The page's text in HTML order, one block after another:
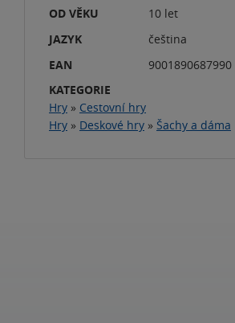
OD VĚKU
10 let
JAZYK
čeština
EAN
9001890687990
KATEGORIE
Hry » Cestovní hry
Hry » Deskové hry » Šachy a dáma